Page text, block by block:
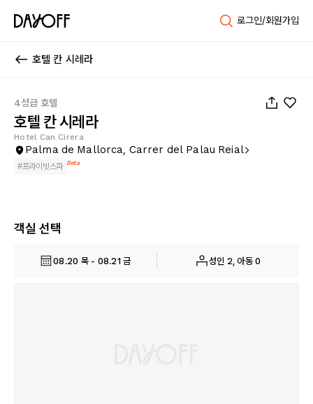
로그인/회원가입
호텔 칸 시레라
4성급 호텔
호텔 칸 시레라
Hotel Can Cirera
Palma de Mallorca, Carrer del Palau Reial
#프라이빗스파 Beta
객실 선택
08.20 목 - 08.21 금 성인 2, 아동 0